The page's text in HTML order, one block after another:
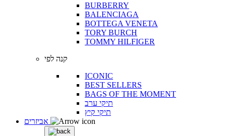
BURBERRY
BALENCIAGA
BOTTEGA VENETA
TORY BURCH
TOMMY HILFIGER
קנה לפי
ICONIC
BEST SELLERS
BAGS OF THE MOMENT
תיקי ערב
תיקי קיץ